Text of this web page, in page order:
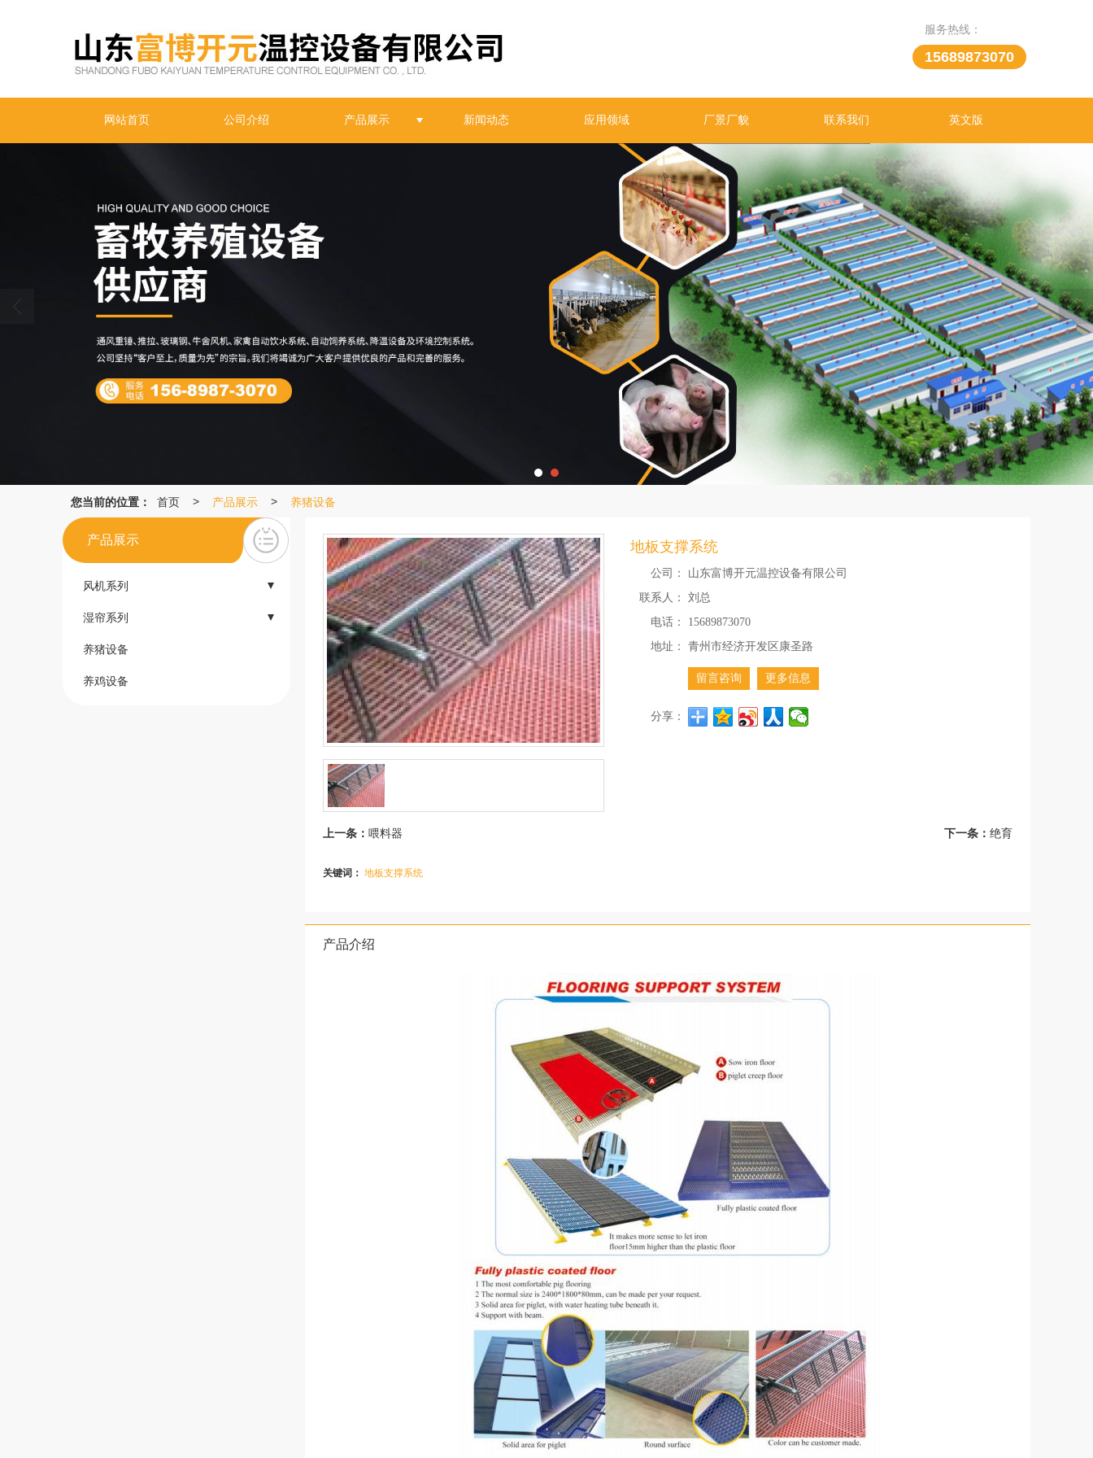
服务热线：
15689873070
网站首页 公司介绍 产品展示 新闻动态 应用领域 厂景厂貌 联系我们 英文版
您当前的位置： 首页 > 产品展示 > 养猪设备
地板支撑系统
公司：
山东富博开元温控设备有限公司
联系人：
刘总
电话：
15689873070
地址：
青州市经济开发区康圣路
留言咨询 更多信息
分享：
上一条： 喂料器 下一条： 绝育
关键词： 地板支撑系统
产品介绍
产品展示
风机系列
- 重锤式风机
- 推拉式风机
- 玻璃钢风机
湿帘系列
- 湿帘
- 树脂涂布纸
养猪设备
养鸡设备